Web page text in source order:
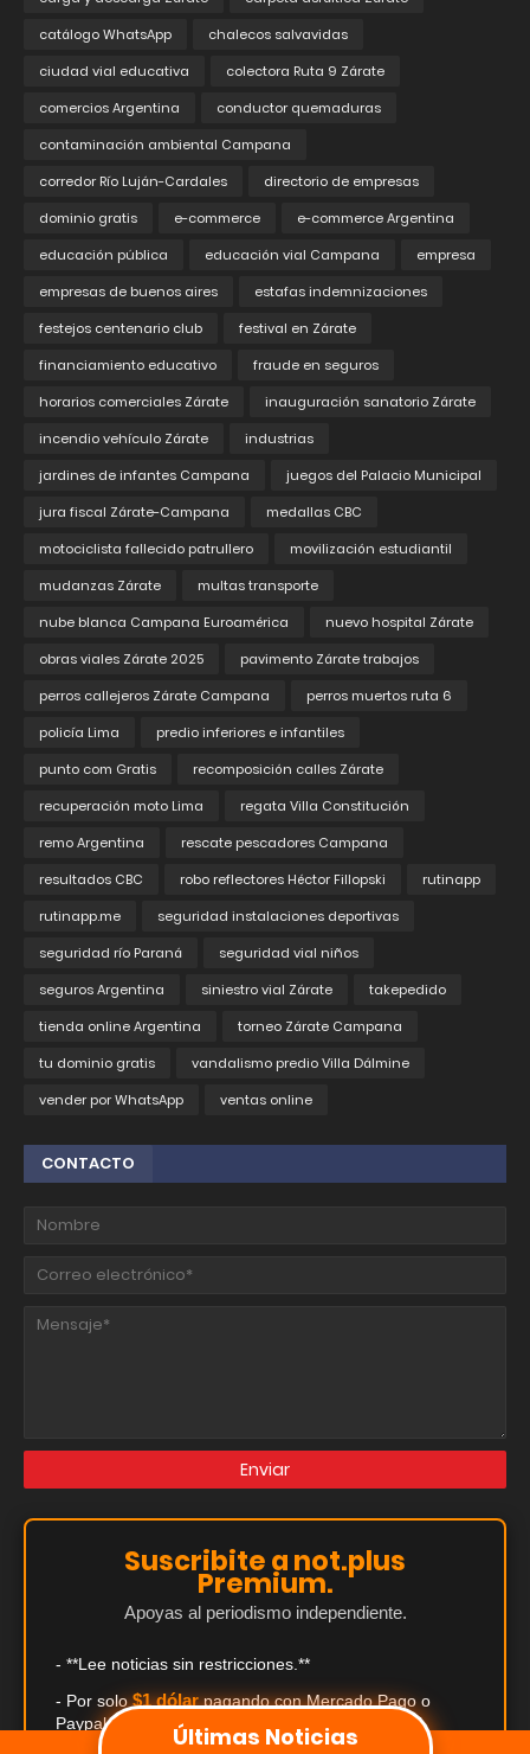
Últimas Noticias
catálogo WhatsApp
chalecos salvavidas
ciudad vial educativa
colectora Ruta 9 Zárate
comercios Argentina
conductor quemaduras
contaminación ambiental Campana
corredor Río Luján-Cardales
directorio de empresas
dominio gratis
e-commerce
e-commerce Argentina
educación pública
educación vial Campana
empresa
empresas de buenos aires
estafas indemnizaciones
festejos centenario club
festival en Zárate
financiamiento educativo
fraude en seguros
horarios comerciales Zárate
inauguración sanatorio Zárate
incendio vehículo Zárate
industrias
jardines de infantes Campana
juegos del Palacio Municipal
jura fiscal Zárate-Campana
medallas CBC
motociclista fallecido patrullero
movilización estudiantil
mudanzas Zárate
multas transporte
nube blanca Campana Euroamérica
nuevo hospital Zárate
obras viales Zárate 2025
pavimento Zárate trabajos
perros callejeros Zárate Campana
perros muertos ruta 6
policía Lima
predio inferiores e infantiles
punto com Gratis
recomposición calles Zárate
recuperación moto Lima
regata Villa Constitución
remo Argentina
rescate pescadores Campana
resultados CBC
robo reflectores Héctor Fillopski
rutinapp
rutinapp.me
seguridad instalaciones deportivas
seguridad río Paraná
seguridad vial niños
seguros Argentina
siniestro vial Zárate
takepedido
tienda online Argentina
torneo Zárate Campana
tu dominio gratis
vandalismo predio Villa Dálmine
vender por WhatsApp
ventas online
CONTACTO
Suscribite a not.plus
Premium.
Apoyas al periodismo independiente.
- **Lee noticias sin restricciones.**
- Por solo$1 dólarpagando con Mercado Pago o
Paypal.